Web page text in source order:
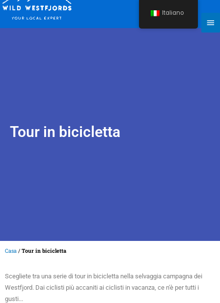
Vai
contenuto
Tour in bicicletta
Casa / Tour in bicicletta
Scegliete tra una serie di tour in bicicletta nella selvaggia campagna dei
Westfjord. Dai ciclisti più accaniti ai ciclisti in vacanza, ce n'è per tutti i
gusti...
Italiano